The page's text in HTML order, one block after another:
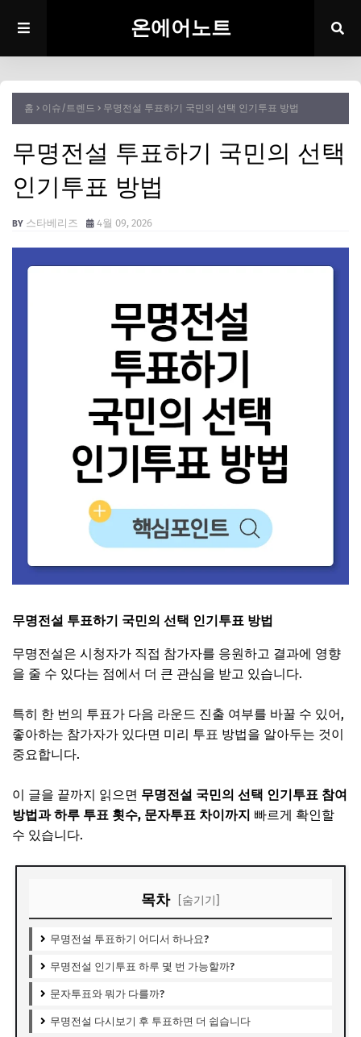
온에어노트
홈 이슈/트렌드 무명전설 투표하기 국민의 선택 인기투표 방법
무명전설 투표하기 국민의 선택
인기투표 방법
스타베리즈 4월 09, 2026
무명전설 투표하기 국민의 선택 인기투표 방법
무명전설은 시청자가 직접 참가자를 응원하고 결과에 영향
을 줄 수 있다는 점에서 더 큰 관심을 받고 있습니다.
특히 한 번의 투표가 다음 라운드 진출 여부를 바꿀 수 있어,
좋아하는 참가자가 있다면 미리 투표 방법을 알아두는 것이
중요합니다.
이 글을 끝까지 읽으면 무명전설 국민의 선택 인기투표 참여
방법과 하루 투표 횟수, 문자투표 차이까지 빠르게 확인할
수 있습니다.
목차 [숨기기]
무명전설 투표하기 어디서 하나요?
무명전설 인기투표 하루 몇 번 가능할까?
문자투표와 뭐가 다를까?
무명전설 다시보기 후 투표하면 더 쉽습니다